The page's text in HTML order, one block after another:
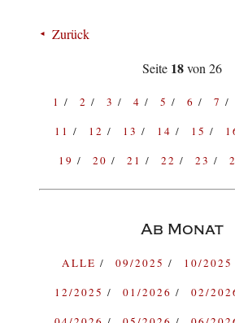
Zurück
Seite 18von 26
1 2 3 4 5 6 7
11
12 13 14 15
19
20 21 22 23
Ab Monat
ALLE 09/2025 10/2025
12/2025
01/2026 02/